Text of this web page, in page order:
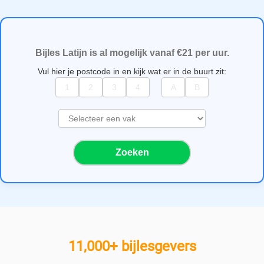
Bijles Latijn is al mogelijk vanaf €21 per uur.
Vul hier je postcode in en kijk wat er in de buurt zit:
Zoeken
11,000+ bijlesgevers